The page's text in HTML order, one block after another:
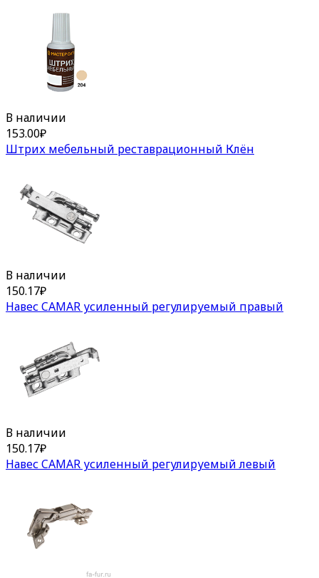
В наличии
153.00₽
Штрих мебельный реставрационный Клён
В наличии
150.17₽
Навес CAMAR усиленный регулируемый правый
В наличии
150.17₽
Навес CAMAR усиленный регулируемый левый